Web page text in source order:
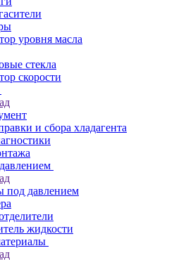
уровня масла
стекла
скорости
и сбора хладагента
под давлением
жидкости